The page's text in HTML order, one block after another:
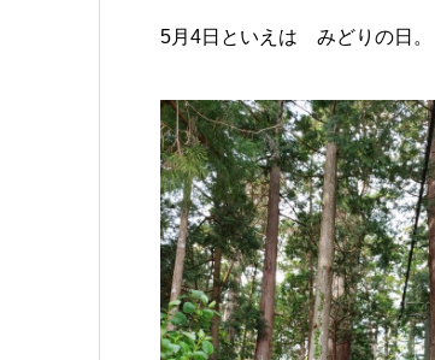
5月4日といえは みどりの日。